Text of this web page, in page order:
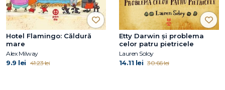
Hotel Flamingo: Căldură
mare
Alex Milway
9.9 lei 41.23 lei
Etty Darwin și problema
celor patru pietricele
Lauren Soloy
14.11 lei 30.66 lei